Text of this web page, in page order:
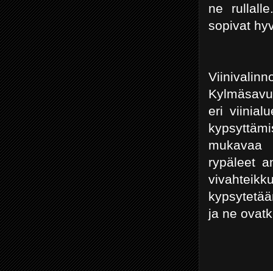
ne
sopivat
eri
mukavaa
rypäleet
ja ne